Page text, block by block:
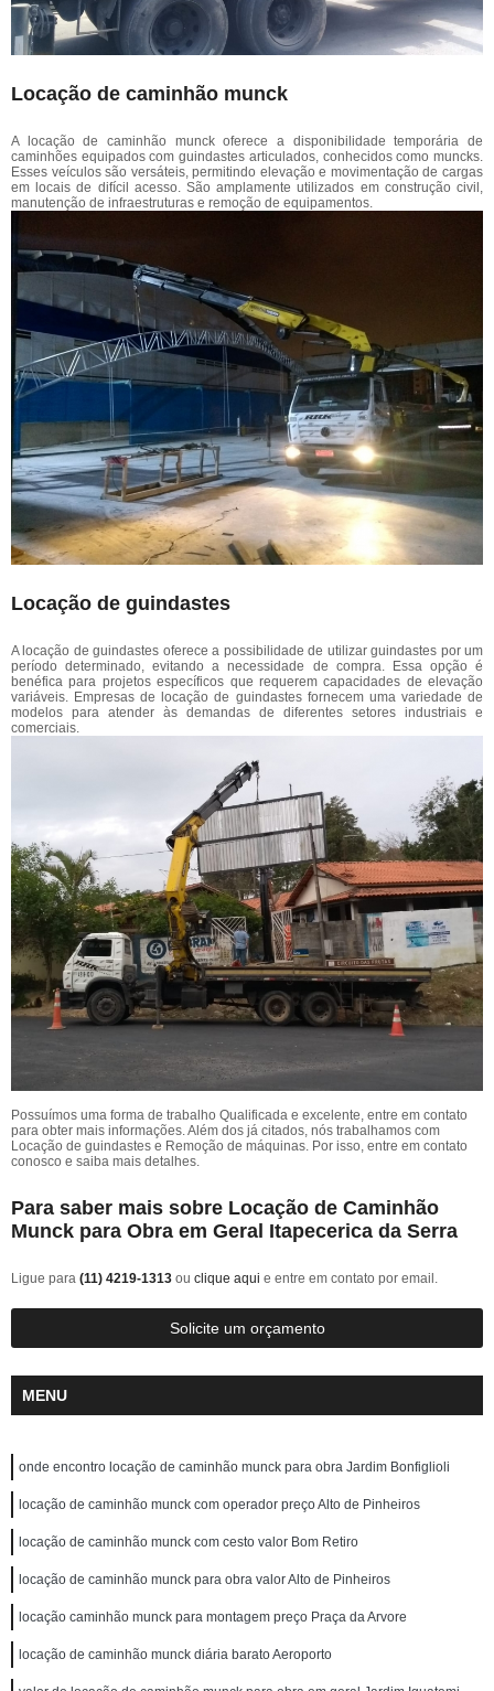
Locação de caminhão munck
A locação de caminhão munck oferece a disponibilidade temporária de
caminhões equipados com guindastes articulados, conhecidos como muncks.
Esses veículos são versáteis, permitindo elevação e movimentação de cargas
em locais de difícil acesso. São amplamente utilizados em construção civil,
manutenção de infraestruturas e remoção de equipamentos.
Locação de guindastes
A locação de guindastes oferece a possibilidade de utilizar guindastes por um
período determinado, evitando a necessidade de compra. Essa opção é
benéfica para projetos específicos que requerem capacidades de elevação
variáveis. Empresas de locação de guindastes fornecem uma variedade de
modelos para atender às demandas de diferentes setores industriais e
comerciais.
Possuímos uma forma de trabalho Qualificada e excelente, entre em contato
para obter mais informações. Além dos já citados, nós trabalhamos com
Locação de guindastes e Remoção de máquinas. Por isso, entre em contato
conosco e saiba mais detalhes.
Para saber mais sobre Locação de Caminhão
Munck para Obra em Geral Itapecerica da Serra
Ligue para (11) 4219-1313 ou clique aqui e entre em contato por email.
Solicite um orçamento
MENU
onde encontro locação de caminhão munck para obra Jardim Bonfiglioli
locação de caminhão munck com operador preço Alto de Pinheiros
locação de caminhão munck com cesto valor Bom Retiro
locação de caminhão munck para obra valor Alto de Pinheiros
locação caminhão munck para montagem preço Praça da Arvore
locação de caminhão munck diária barato Aeroporto